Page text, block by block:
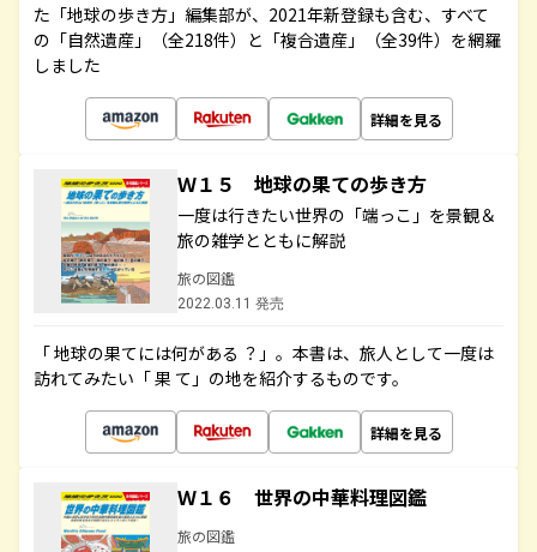
た「地球の歩き方」編集部が、2021年新登録も含む、すべて
の「自然遺産」（全218件）と「複合遺産」（全39件）を網羅
しました
詳細を見る
Ｗ１５ 地球の果ての歩き方
一度は行きたい世界の「端っこ」を景観＆
旅の雑学とともに解説
旅の図鑑
2022.03.11 発売
「 地球の果てには何がある ？」。本書は、旅人として一度は
訪れてみたい「 果 て」の地を紹介するものです。
詳細を見る
Ｗ１６ 世界の中華料理図鑑
旅の図鑑